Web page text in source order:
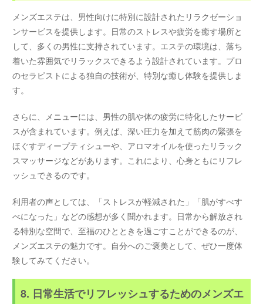
メンズエステは、男性向けに特別に設計されたリラクゼーショ
ンサービスを提供します。日常のストレスや疲労を癒す場所と
して、多くの男性に支持されています。エステの環境は、落ち
着いた雰囲気でリラックスできるよう設計されています。プロ
のセラピストによる独自の技術が、特別な癒し体験を提供しま
す。
さらに、メニューには、男性の肌や体の疲労に特化したサービ
スが含まれています。例えば、深い圧力を加えて筋肉の緊張を
ほぐすディープティシューや、アロマオイルを使ったリラック
スマッサージなどがあります。これにより、心身ともにリフレ
ッシュできるのです。
利用者の声としては、「ストレスが軽減された」「肌がすべす
べになった」などの感想が多く聞かれます。日常から解放され
る特別な空間で、至福のひとときを過ごすことができるのが、
メンズエステの魅力です。自分へのご褒美として、ぜひ一度体
験してみてください。
8. 日常生活でリフレッシュするためのメンズエ